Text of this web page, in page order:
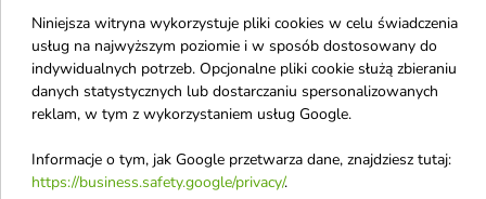
Odżywczy Krem Do
Twarzy Ceramid NP i
Masło Shea 40 ml
Odżywczy krem do twarzy
przeznaczony do stosowania
zarówno na dzień, jak i na noc
5,60 €
Ceramidowy 50 ml
Bogaty, odżywczy krem
lipidowy, stworzony z myślą o
skutecznym wsparciu i
odbudowie bariery ochronnej
skóry
19,80 €
Niniejsza witryna wykorzystuje pliki cookies w celu świadczenia
usług na najwyższym poziomie i w sposób dostosowany do
indywidualnych potrzeb. Opcjonalne pliki cookie służą zbieraniu
danych statystycznych lub dostarczaniu spersonalizowanych
reklam, w tym z wykorzystaniem usług Google.
Informacje o tym, jak Google przetwarza dane, znajdziesz tutaj:
https://business.safety.google/privacy/.